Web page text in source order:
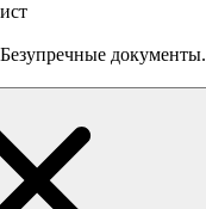
документы.